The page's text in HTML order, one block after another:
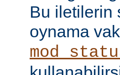
Bu iletilerin
oynama